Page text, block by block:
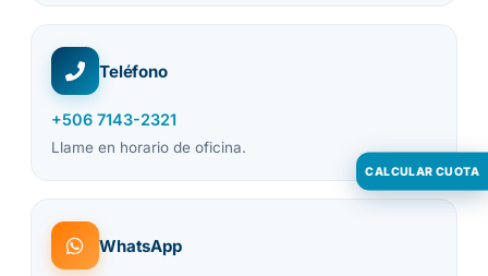
Teléfono
+506 7143-2321
Llame en horario de oficina.
WhatsApp
CALCULAR CUOTA